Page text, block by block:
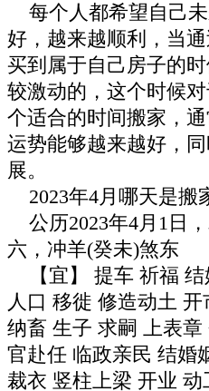
每个人都希望自己
好，越来越顺利，当
买到属于自己房子的
较激动的，这个时候
个适合的时间搬家，
运势能够越来越好，
展。
2023年4月哪天是搬
公历2023年4月1日
六，冲羊(癸未)煞东
【宜】 提车 祈福 结
人口 移徙 修造动土
纳畜 生子 求嗣 上表
官赴任 临政亲民 结婚
裁衣 竖柱上梁 开业 动